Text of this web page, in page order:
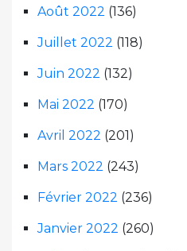
Août 2022 (136)
Juillet 2022 (118)
Juin 2022 (132)
Mai 2022 (170)
Avril 2022 (201)
Mars 2022 (243)
Février 2022 (236)
Janvier 2022 (260)